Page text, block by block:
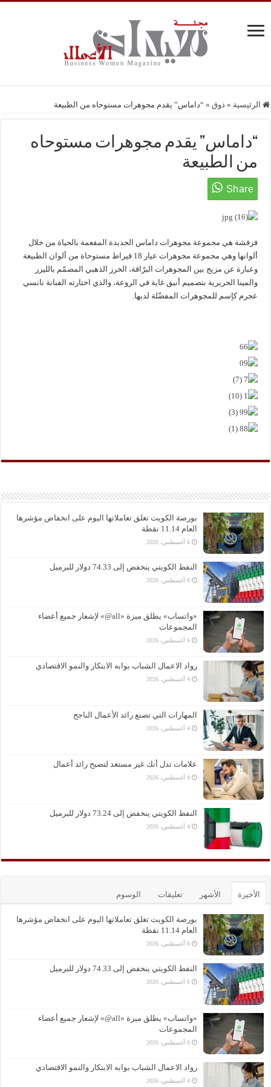
الرئيسية » ذوق » “داماس” يقدم مجوهرات مستوحاه من الطبيعة
“داماس” يقدم مجوهرات مستوحاه
من الطبيعة
فرفشة هي مجموعة مجوهرات داماس الجديدة المفعمة بالحياة من خلال
ألوانها وهي مجموعة مجوهرات عيار 18 قيراط مستوحاة من ألوان الطبيعة
وعبارة عن مزيج بين المجوهرات البرّاقة، الخرز الذهبي المصمّم بالليزر
والمينا الحريرية بتصميم أنيق غاية في الروعة، والذي اختارته الفنانة نانسي
عجرم كإسم للمجوهرات المفضّلة لديها.
بورصة الكويت تغلق تعاملاتها اليوم على انخفاض مؤشرها
العام 11.14 نقطة
6 أغسطس، 2026
النفط الكويتي ينخفض إلى 74.33 دولار للبرميل
6 أغسطس، 2026
«واتساب» يطلق ميزة «all@» لإشعار جميع أعضاء
المجموعات
6 أغسطس، 2026
رواد الاعمال الشباب بوابه الابتكار والنمو الاقتصادي
4 أغسطس، 2026
المهارات التي تصنع رائد الأعمال الناجح
4 أغسطس، 2026
علامات تدل أنك غير مستعد لتصبح رائد أعمال
4 أغسطس، 2026
النفط الكويتي ينخفض إلى 73.24 دولار للبرميل
4 أغسطس، 2026
الأخيرة الأشهر تعليقات الوسوم
بورصة الكويت تغلق تعاملاتها اليوم على انخفاض مؤشرها
العام 11.14 نقطة
6 أغسطس، 2026
النفط الكويتي ينخفض إلى 74.33 دولار للبرميل
6 أغسطس، 2026
«واتساب» يطلق ميزة «all@» لإشعار جميع أعضاء
المجموعات
6 أغسطس، 2026
رواد الاعمال الشباب بوابه الابتكار والنمو الاقتصادي
4 أغسطس، 2026